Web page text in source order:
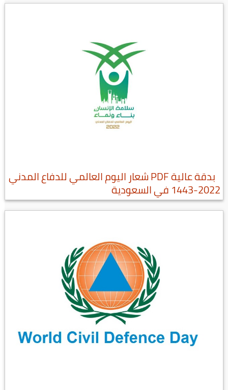
بدقة عالية PDF شعار اليوم العالمي للدفاع المدني
2022-1443 في السعودية